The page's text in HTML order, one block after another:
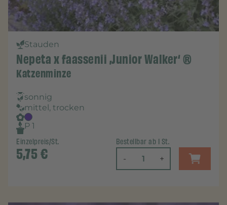
Stauden
Nepeta x faassenii ‚Junior Walker‘ ®
Katzenminze
sonnig
mittel, trocken
P 1
Einzelpreis/St.
5,75€
Bestellbar ab 1 St.
- +